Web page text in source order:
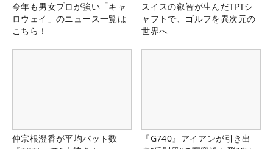
今年も男女プロが強い「キャ
ロウェイ」のニュース一覧は
こちら！
スイスの叡智が生んだTPTシ
ャフトで、ゴルフを異次元の
世界へ
仲宗根澄香が平均パット数
『G740』アイアンが引き出